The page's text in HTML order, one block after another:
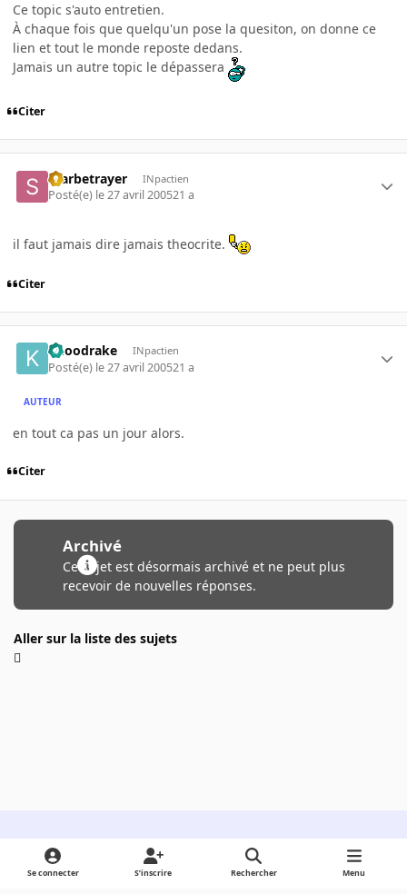
Ce topic s'auto entretien.
À chaque fois que quelqu'un pose la quesiton, on donne ce
lien et tout le monde reposte dedans.
Jamais un autre topic le dépassera
Citer
Starbetrayer INpactien
Posté(e) le 27 avril 200521 a
il faut jamais dire jamais theocrite.
Citer
knoodrake INpactien
Posté(e) le 27 avril 200521 a
AUTEUR
en tout ca pas un jour alors.
Citer
Archivé
Ce sujet est désormais archivé et ne peut plus
recevoir de nouvelles réponses.
Aller sur la liste des sujets
Light ModeDark ModeSystem Preference
Se connecter S’inscrire Rechercher Menu